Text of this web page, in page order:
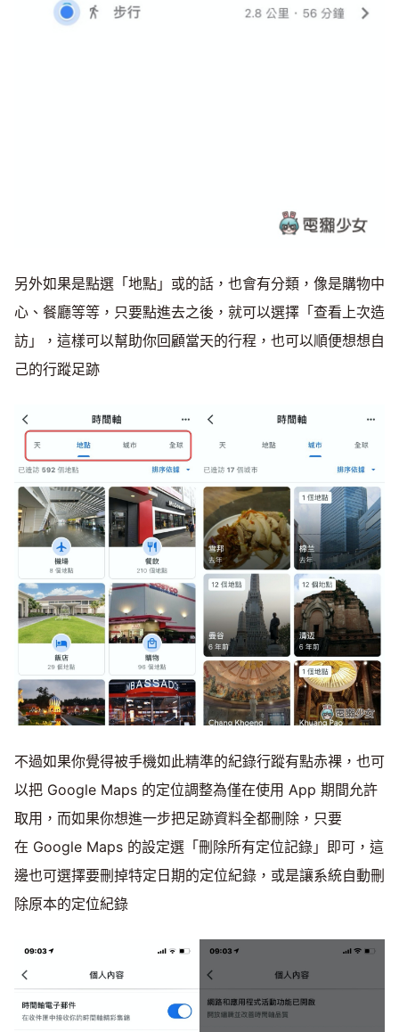
另外如果是點選「地點」或的話，也會有分類，像是購物中
心、餐廳等等，只要點進去之後，就可以選擇「查看上次造
訪」，這樣可以幫助你回顧當天的行程，也可以順便想想自
己的行蹤足跡
不過如果你覺得被手機如此精準的紀錄行蹤有點赤裸，也可
以把 Google Maps 的定位調整為僅在使用 App 期間允許
取用，而如果你想進一步把足跡資料全都刪除，只要
在 Google Maps 的設定選「刪除所有定位記錄」即可，這
邊也可選擇要刪掉特定日期的定位紀錄，或是讓系統自動刪
除原本的定位紀錄